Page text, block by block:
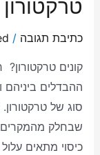
טרקטורון
כתיבת תגובה /
קונים
ההבדלים
סוג של
שבחלק מהמקרים
כיסוי מתאים